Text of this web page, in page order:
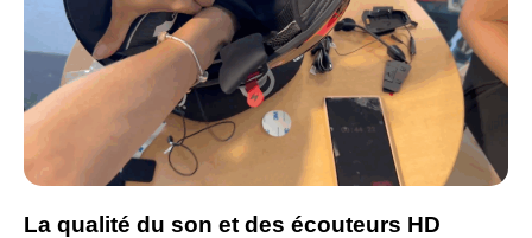
La qualité du son et des écouteurs HD